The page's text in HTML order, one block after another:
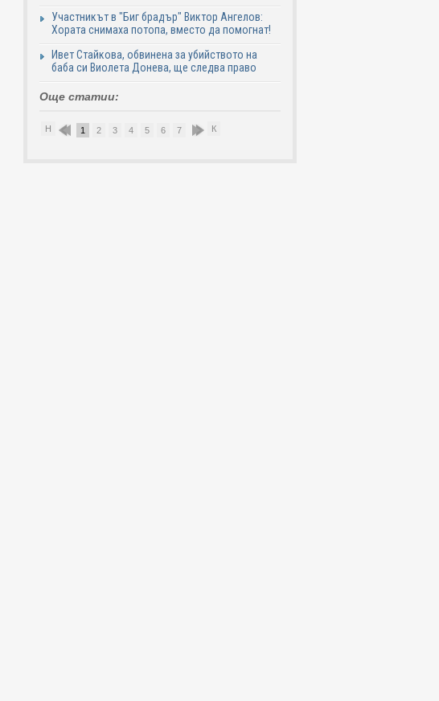
Участникът в "Биг брадър" Виктор Ангелов:
Хората снимаха потопа, вместо да помогнат!
Ивет Стайкова, обвинена за убийството на
баба си Виолета Донева, ще следва право
Още статии:
Н 1 2 3 4 5 6 7 8 9К